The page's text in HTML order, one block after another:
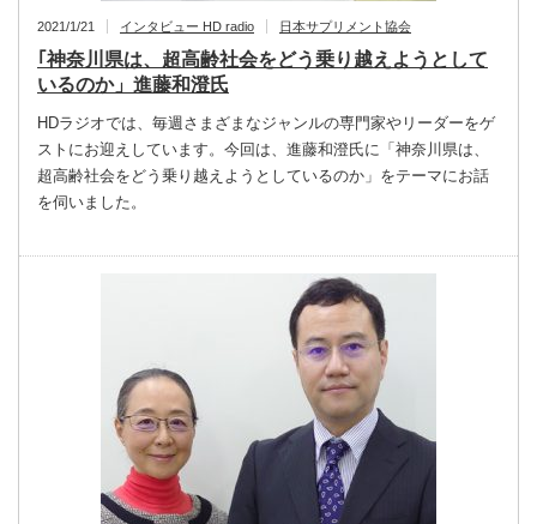
2021/1/21 インタビュー HD radio 日本サプリメント協会
｢神奈川県は、超高齢社会をどう乗り越えようとして
いるのか」進藤和澄氏
HDラジオでは、毎週さまざまなジャンルの専門家やリーダーをゲ
ストにお迎えしています。今回は、進藤和澄氏に「神奈川県は、
超高齢社会をどう乗り越えようとしているのか」をテーマにお話
を伺いました。